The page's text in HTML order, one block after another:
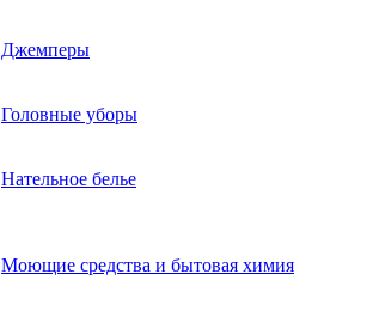
Джемперы
Головные уборы
Нательное белье
Моющие средства и бытовая химия